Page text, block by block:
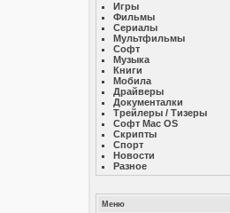
Игры
Фильмы
Сериалы
Мультфильмы
Софт
Музыкa
Книги
Мобила
Драйверы
Документалки
Трейлеры / Тизеры
Софт Mac OS
Скрипты
Спорт
Новости
Разное
Меню